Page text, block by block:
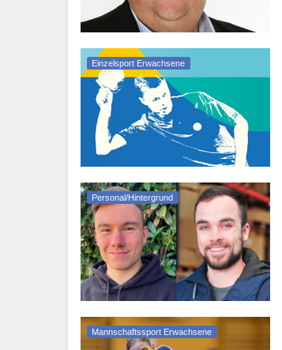
Einzelsport Erwachsene
Personal/Hintergrund
Mannschaftssport Erwachsene